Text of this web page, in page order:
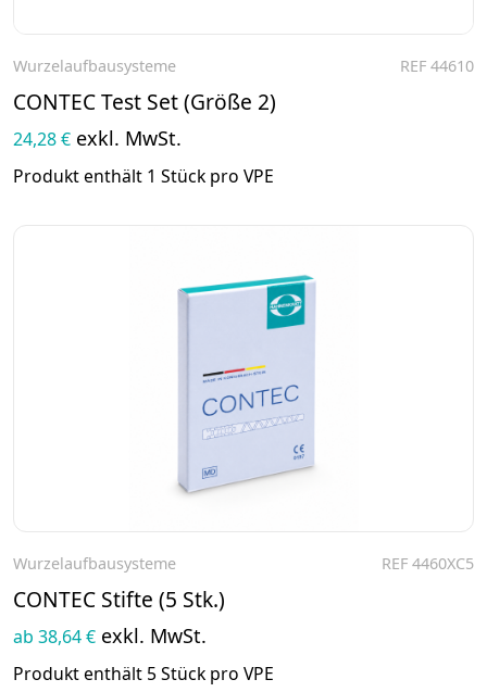
Wurzelaufbausysteme REF 44610
CONTEC Test Set (Größe 2)
24,28 € exkl. MwSt.
Produkt enthält 1 Stück pro VPE
Wurzelaufbausysteme REF 4460XC5
CONTEC Stifte (5 Stk.)
ab 38,64 € exkl. MwSt.
Produkt enthält 5 Stück pro VPE